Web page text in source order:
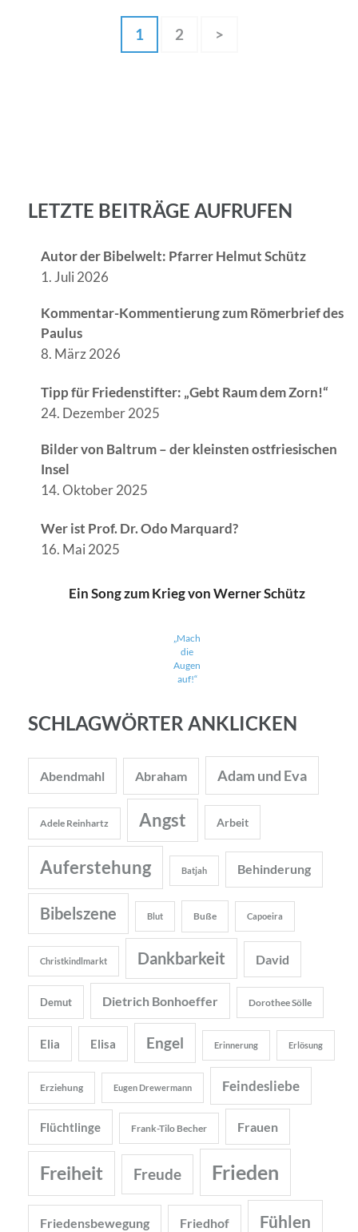
Seitennummerierung
Seite
1 Seite
2 >
LETZTE BEITRÄGE AUFRUFEN
Autor der Bibelwelt: Pfarrer Helmut Schütz
1. Juli 2026
Kommentar-Kommentierung zum Römerbrief des
Paulus
8. März 2026
Tipp für Friedenstifter: „Gebt Raum dem Zorn!“
24. Dezember 2025
Bilder von Baltrum – der kleinsten ostfriesischen
Insel
14. Oktober 2025
Wer ist Prof. Dr. Odo Marquard?
16. Mai 2025
Ein Song zum Krieg von Werner Schütz
„Mach
die
Augen
auf!“
SCHLAGWÖRTER ANKLICKEN
Abendmahl Abraham Adam und Eva
Adele Reinhartz Angst Arbeit
Auferstehung Batjah Behinderung
Bibelszene Blut Buße Capoeira
Christkindlmarkt Dankbarkeit David
Demut Dietrich Bonhoeffer Dorothee Sölle
Elia Elisa Engel Erinnerung Erlösung
Erziehung Eugen Drewermann Feindesliebe
Flüchtlinge Frank-Tilo Becher Frauen
Freiheit Freude Frieden
Friedensbewegung Friedhof Fühlen